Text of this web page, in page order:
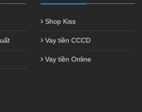
Shop Kiss
Vay tiền CCCD
Vay tiền Online